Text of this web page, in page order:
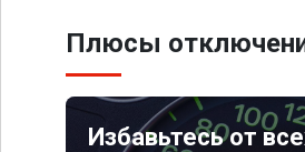
Плюсы
Избавьтесь от